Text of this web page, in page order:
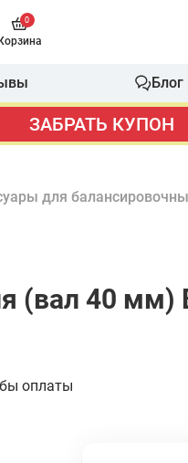
0
Блог
ЗАБРАТЬ КУПОН
для
(вал 40 мм)
оплаты